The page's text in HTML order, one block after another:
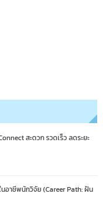
สะดวก รวดเร็ว ลดระยะ
นอาชีพนักวิจัย (Career Path: ฝัน